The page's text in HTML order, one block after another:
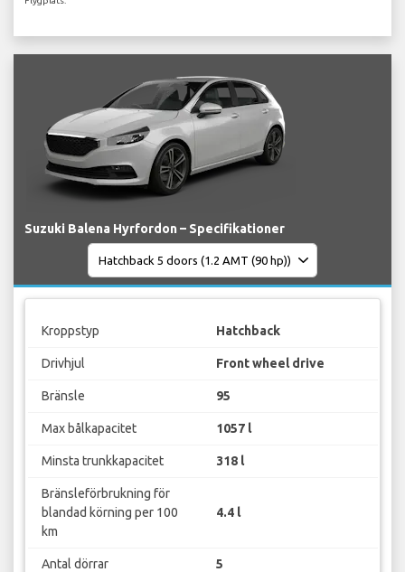
Suzuki Balena Hyrfordon – Specifikationer
Kroppstyp Hatchback
Drivhjul Front wheel drive
Bränsle 95
Max bålkapacitet 1057 l
Minsta trunkkapacitet 318 l
Bränsleförbrukning för
blandad körning per 100
km
4.4 l
Antal dörrar 5